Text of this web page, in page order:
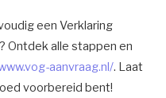
een Verklaring
Ontdek alle stappen en
aanvraag.nl/. Laat
voorbereid bent!